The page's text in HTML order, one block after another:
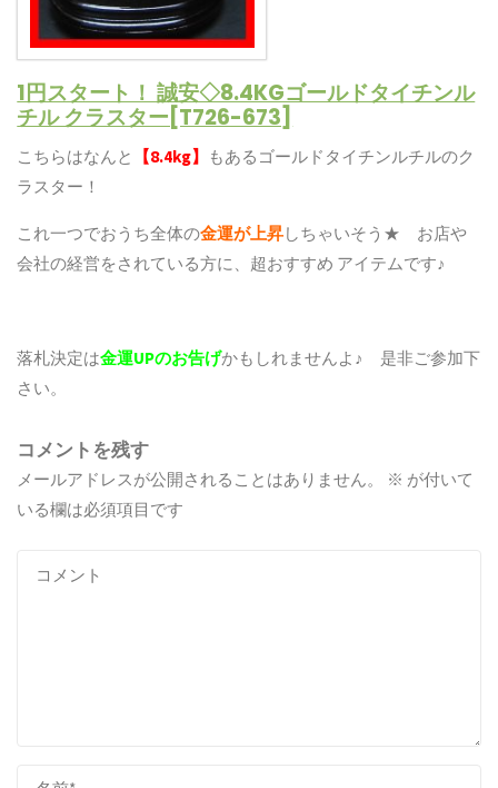
1円スタート！ 誠安◇8.4KGゴールドタイチンル
チル クラスター[T726-673]
こちらはなんと 【8.4kg】
もあるゴールドタイチンルチルのク
ラスター！
これ一つでおうち全体の金運が上昇しちゃいそう★ お店や
会社の経営をされている方に、超おすすめ アイテムです♪
落札決定は金運UPのお告げかもしれませんよ♪ 是非ご参加下
さい。
コメントを残す
メールアドレスが公開されることはありません。 ※ が付いて
いる欄は必須項目です